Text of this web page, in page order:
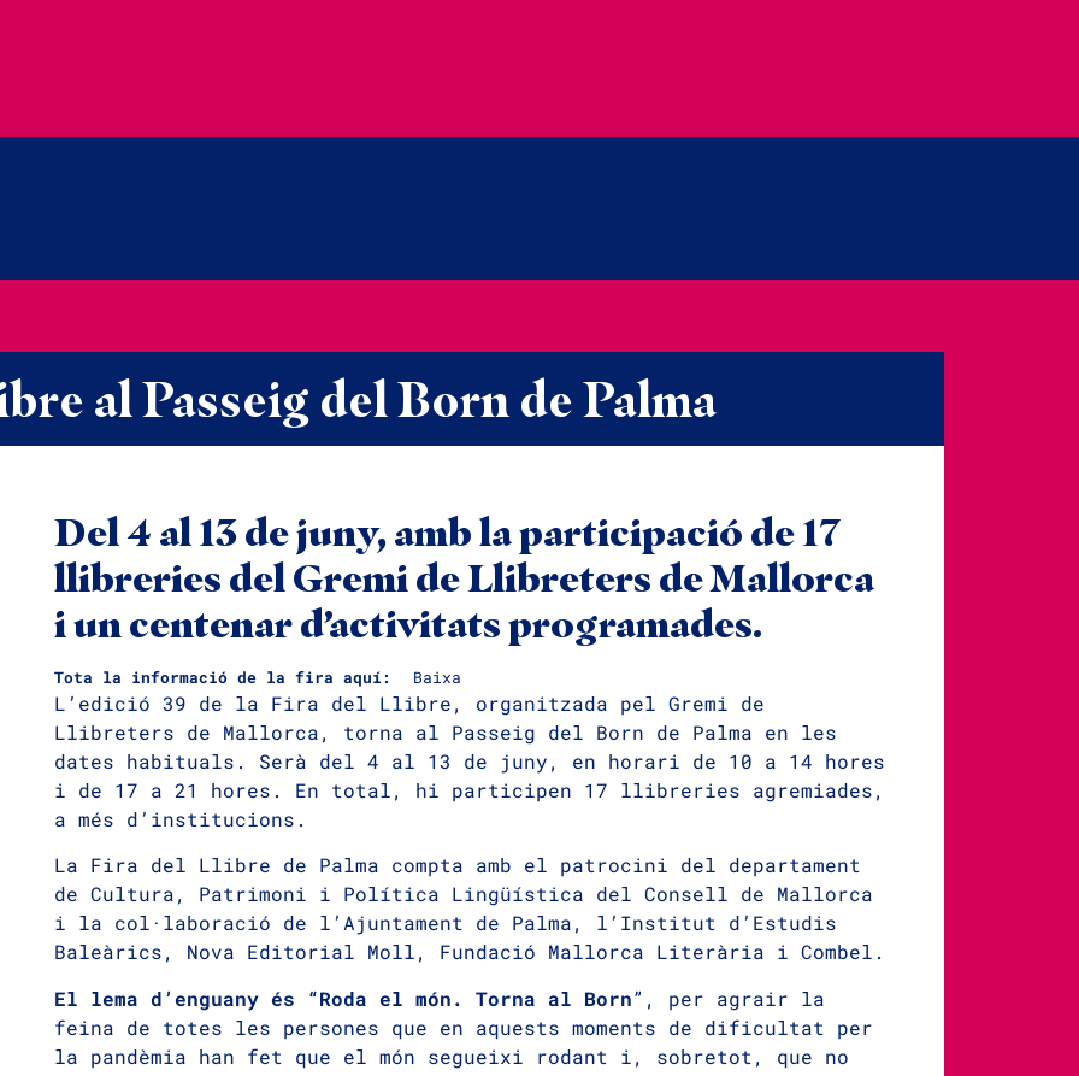
al Passeig del Born de Palma
Del 4 al 13 de juny, amb la participació de 17
llibreries del Gremi de Llibreters de Mallorca
i un centenar d’activitats programades.
Tota la informació de la fira aquí: Baixa
L’edició 39 de la Fira del Llibre, organitzada pel Gremi de
Llibreters de Mallorca, torna al Passeig del Born de Palma en les
dates habituals. Serà del 4 al 13 de juny, en horari de 10 a 14 hores
i de 17 a 21 hores. En total, hi participen 17 llibreries agremiades,
a més d’institucions.
La Fira del Llibre de Palma compta amb el patrocini del departament
de Cultura, Patrimoni i Política Lingüística del Consell de Mallorca
i la col·laboració de l’Ajuntament de Palma, l’Institut d’Estudis
Baleàrics, Nova Editorial Moll, Fundació Mallorca Literària i Combel.
El lema d’enguany és “Roda el món. Torna al Born”, per agrair la
feina de totes les persones que en aquests moments de dificultat per
la pandèmia han fet que el món segueixi rodant i, sobretot, que no